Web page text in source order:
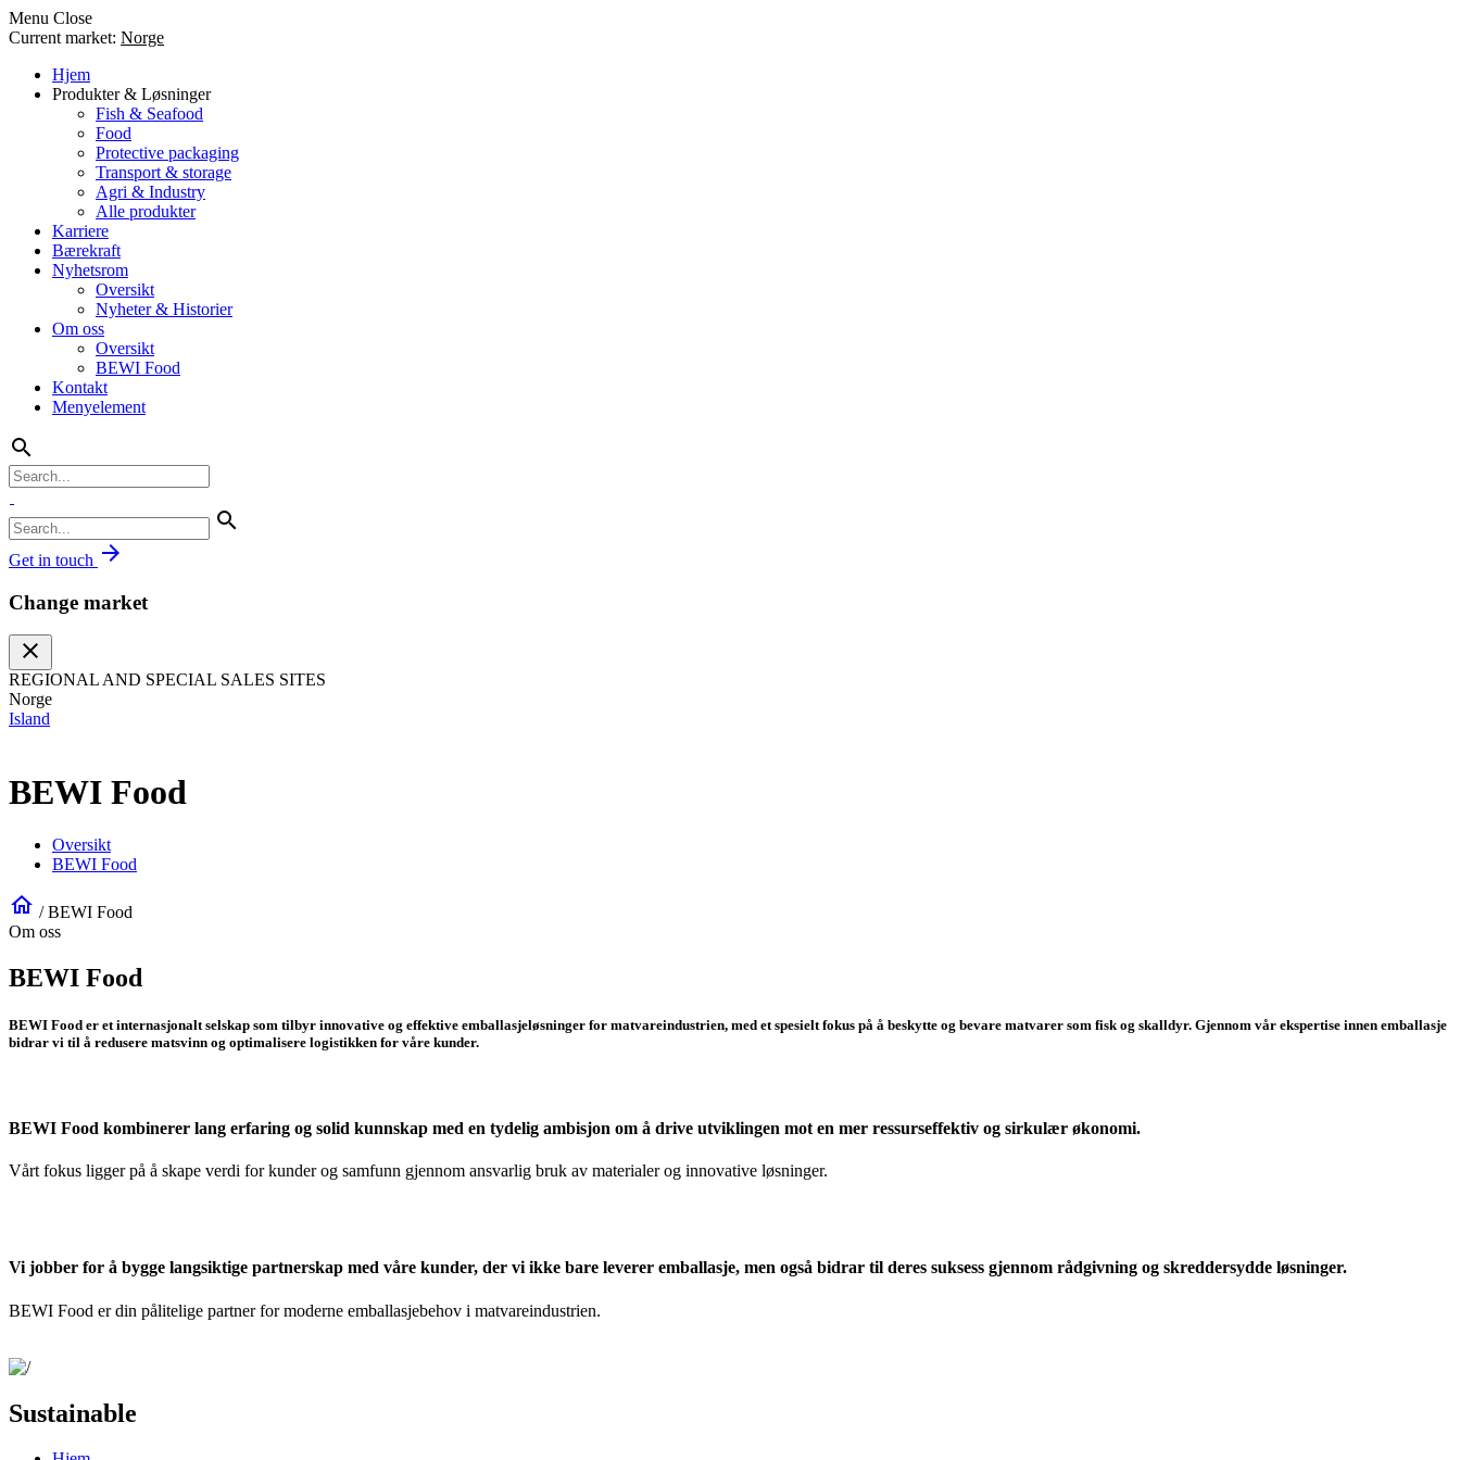
Menu Close
Current market: Norge
Hjem
Produkter & Løsninger
Fish & Seafood
Food
Protective packaging
Transport & storage
Agri & Industry
Alle produkter
Karriere
Bærekraft
Nyhetsrom
Oversikt
Nyheter & Historier
Om oss
Oversikt
BEWI Food
Kontakt
Menyelement
search
search
Get in touch arrow_forward
Change market
close
REGIONAL AND SPECIAL SALES SITES
Norge
Island
BEWI Food
Oversikt
BEWI Food
home /BEWI Food
Om oss
BEWI Food
BEWI Food er et internasjonalt selskap som tilbyr innovative og effektive emballasjeløsninger for matvareindustrien, med et spesielt fokus på å beskytte og bevare matvarer som fisk og skalldyr. Gjennom vår ekspertise innen emballasje
bidrar vi til å redusere matsvinn og optimalisere logistikken for våre kunder.
BEWI Food kombinerer lang erfaring og solid kunnskap med en tydelig ambisjon om å drive utviklingen mot en mer ressurseffektiv og sirkulær økonomi.
Vårt fokus ligger på å skape verdi for kunder og samfunn gjennom ansvarlig bruk av materialer og innovative løsninger.
Vi jobber for å bygge langsiktige partnerskap med våre kunder, der vi ikke bare leverer emballasje, men også bidrar til deres suksess gjennom rådgivning og skreddersydde løsninger.
BEWI Food er din pålitelige partner for moderne emballasjebehov i matvareindustrien.
Sustainable